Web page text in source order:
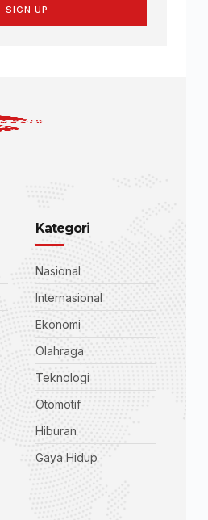
SIGN UP
Kategori
Nasional
Internasional
Ekonomi
Olahraga
Teknologi
Otomotif
Hiburan
Gaya Hidup